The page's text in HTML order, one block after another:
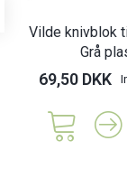
Vilde knivblok
Grå
69,50 DKK